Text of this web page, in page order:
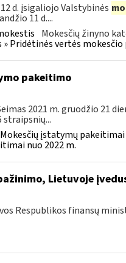
d. įsigaliojo Valstybinės
11 d....
Mokesčių žinyno
Pridėtinės vertės mokesčio
pakeitimo
2021 m. gruodžio 21
straipsnių...
Mokesčių įstatymų
nuo 2022 m.
Lietuvoje
Respublikos finansų